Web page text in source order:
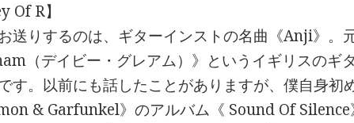
Of R】
送りするのは、ギターインストの名曲《Anji》。
（デイビー・グレアム）》というイギリスのギ
す。以前にも話したことがありますが、僕自身初
& Garfunkel》のアルバム《 Sound Of Silence